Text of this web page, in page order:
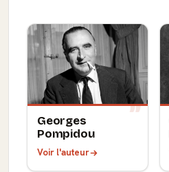
Georges
Pompidou
Voir l'auteur